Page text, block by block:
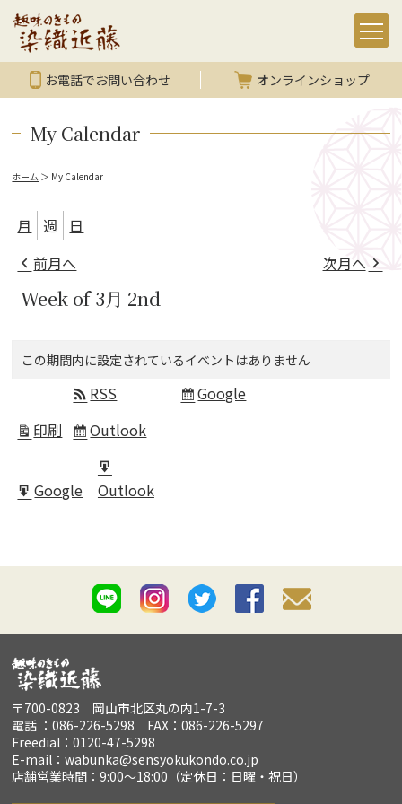
お電話でお問い合わせ オンラインショップ
My Calendar
ホーム ＞ My Calendar
月 週
日
前月へ
次月へ
Week of 3月 2nd
この期間内に設定されているイベントはありません
印刷
表
RSS
Subscribe
Google
Subscribe
Outlook
Export
Google
for
Outlook
〒700-0823 岡山市北区丸の内1-7-3
電話 ：086-226-5298 FAX：086-226-5297
Freedial：0120-47-5298
E-mail：wabunka@sensyokukondo.co.jp
店舗営業時間：9:00～18:00（定休日：日曜・祝日）